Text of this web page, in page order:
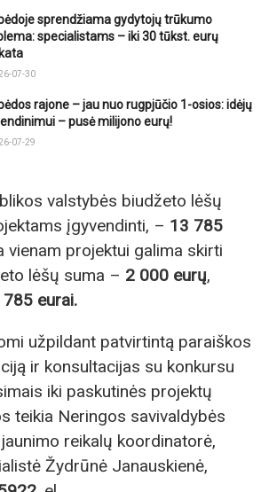
sprendžiama gydytojų trūkumo
specialistams – iki 30 tūkst. eurų
07-30
rajone – jau nuo rugpjūčio 1-osios: idėjų
– pusė milijono eurų!
07-29
valstybės biudžeto lėšų
įgyvendinti, – 13 785
vienam projektui galima skirti
lėšų suma – 2 000 eurų,
eurai.
užpildant patvirtintą paraiškos
ir konsultacijas su konkursu
iki paskutinės projektų
teikia Neringos savivaldybės
reikalų koordinatorė,
Žydrūnė Janauskienė,